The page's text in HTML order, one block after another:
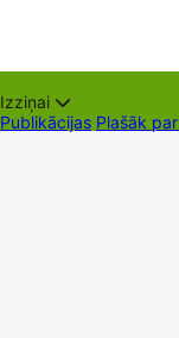
Izziņai
Publikācijas Plašāk